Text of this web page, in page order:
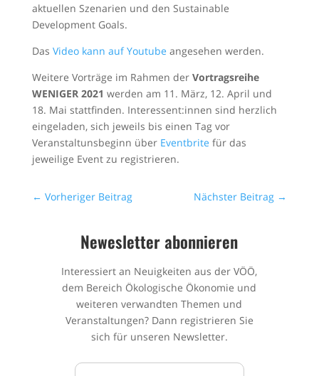
aktuellen Szenarien und den Sustainable
Development Goals.
Das Video kann auf Youtube angesehen werden.
Weitere Vorträge im Rahmen der Vortragsreihe
WENIGER 2021 werden am 11. März, 12. April und
18. Mai stattfinden. Interessent:innen sind herzlich
eingeladen, sich jeweils bis einen Tag vor
Veranstaltunsbeginn über Eventbrite für das
jeweilige Event zu registrieren.
← Vorheriger Beitrag Nächster Beitrag →
Newesletter abonnieren
Interessiert an Neuigkeiten aus der VÖÖ,
dem Bereich Ökologische Ökonomie und
weiteren verwandten Themen und
Veranstaltungen? Dann registrieren Sie
sich für unseren Newsletter.